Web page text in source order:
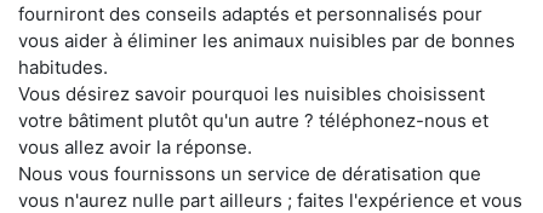
fourniront des conseils adaptés et personnalisés pour
vous aider à éliminer les animaux nuisibles par de bonnes
habitudes.
Vous désirez savoir pourquoi les nuisibles choisissent
votre bâtiment plutôt qu'un autre ? téléphonez-nous et
vous allez avoir la réponse.
Nous vous fournissons un service de dératisation que
vous n'aurez nulle part ailleurs ; faites l'expérience et vous